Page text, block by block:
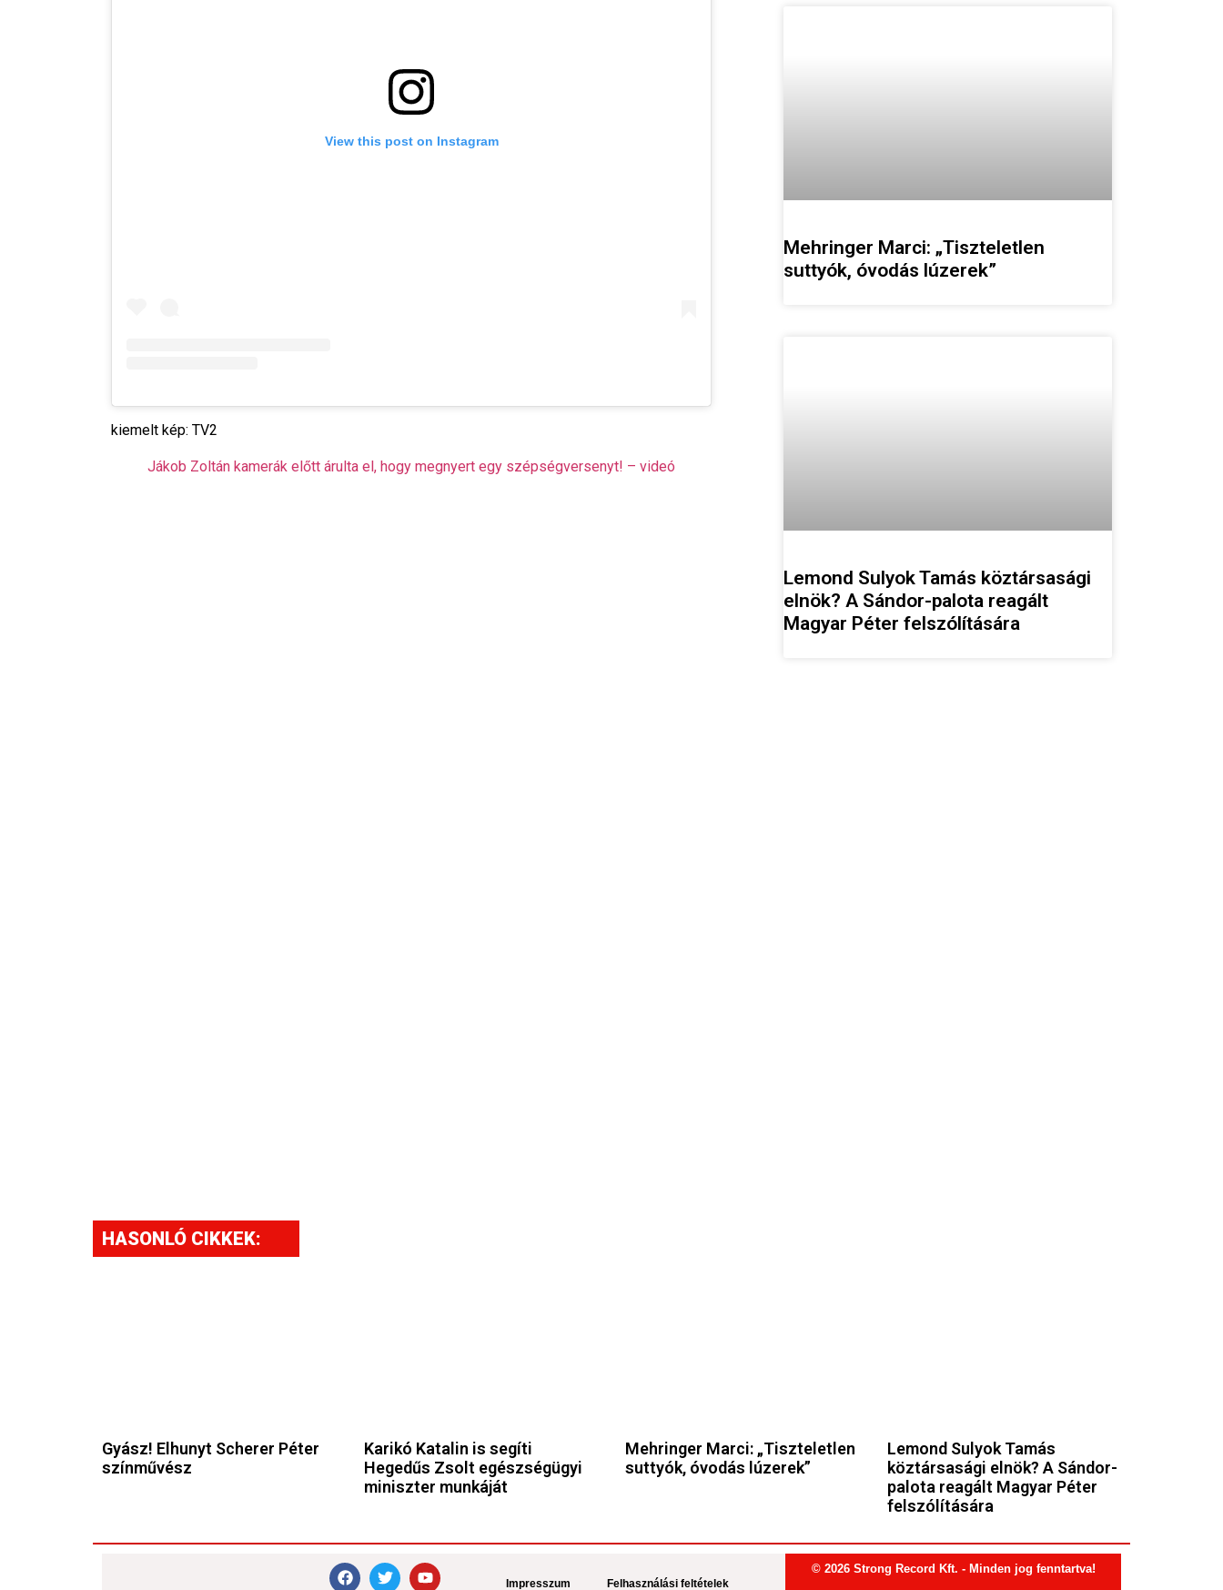
View this post on Instagram
kiemelt kép: TV2
Jákob Zoltán kamerák előtt árulta el, hogy megnyert egy szépségversenyt! – videó
Mehringer Marci: „Tiszteletlen
suttyók, óvodás lúzerek”
Lemond Sulyok Tamás köztársasági
elnök? A Sándor-palota reagált
Magyar Péter felszólítására
HASONLÓ CIKKEK:
Gyász! Elhunyt Scherer Péter
színművész
Karikó Katalin is segíti
Hegedűs Zsolt egészségügyi
miniszter munkáját
Mehringer Marci: „Tiszteletlen
suttyók, óvodás lúzerek”
Lemond Sulyok Tamás
köztársasági elnök? A Sándor-
palota reagált Magyar Péter
felszólítására
Impresszum Felhasználási feltételek
© 2026 Strong Record Kft. - Minden jog fenntartva!